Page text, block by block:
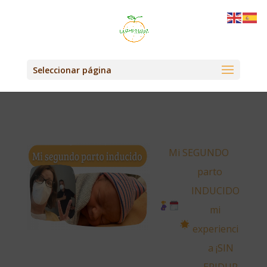
Seleccionar página
Mi SEGUNDO
parto
INDUCIDO
mi
experienci
a ¡SIN